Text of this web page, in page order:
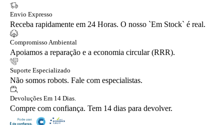
Envio Expresso
Receba rapidamente em 24 Horas. O nosso `Em Stock` é real.
Compromisso Ambiental
Apoiamos a reparação e a economia circular (RRR).
Suporte Especializado
Não somos robots. Fale com especialistas.
Devoluções Em 14 Dias.
Compre com confiança. Tem 14 dias para devolver.